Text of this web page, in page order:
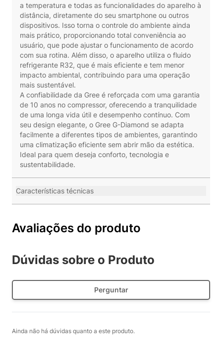
a temperatura e todas as funcionalidades do aparelho à
distância, diretamente do seu smartphone ou outros
dispositivos. Isso torna o controle do ambiente ainda
mais prático, proporcionando total conveniência ao
usuário, que pode ajustar o funcionamento de acordo
com sua rotina. Além disso, o aparelho utiliza o fluido
refrigerante R32, que é mais eficiente e tem menor
impacto ambiental, contribuindo para uma operação
mais sustentável.
A confiabilidade da Gree é reforçada com uma garantia
de 10 anos no compressor, oferecendo a tranquilidade
de uma longa vida útil e desempenho contínuo. Com
seu design elegante, o Gree G-Diamond se adapta
facilmente a diferentes tipos de ambientes, garantindo
uma climatização eficiente sem abrir mão da estética.
Ideal para quem deseja conforto, tecnologia e
sustentabilidade.
Características técnicas
Avaliações do produto
Dúvidas sobre o Produto
Perguntar
Ainda não há dúvidas quanto a este produto.